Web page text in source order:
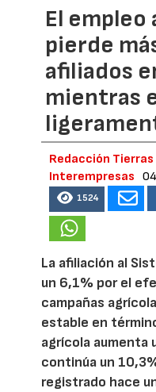
El empleo
pierde
afiliados
mientras
Redacción
Interempresas
1524
La afiliación al
un 6,1% por el
campañas
estable en
agrícola aumenta
continúa un
registrado hace